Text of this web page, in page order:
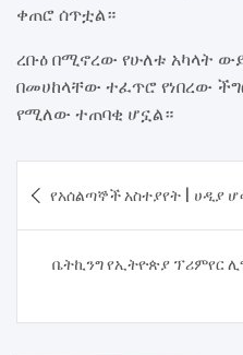
ቀጠሮ ሰጥቷል።
ረቡዕ በሚኖረው የሁለቱ አካላት
በመሀከላቸው ተፈጥሮ የነበረው
የሚለው ተጠባቂ ሆኗል።
navigation
የአሰልጣኞች አስተያየት | ሀዲያ
ቤትኪንግ የኢትዮጵያ ፕሪምየር